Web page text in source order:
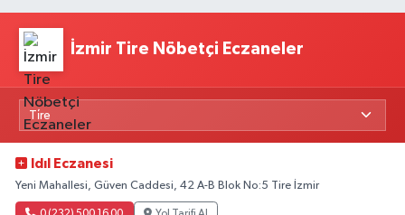
İzmir Tire Nöbetçi Eczaneler
Idıl Eczanesi
Yeni Mahallesi, Güven Caddesi, 42 A-B Blok No:5 Tire İzmir